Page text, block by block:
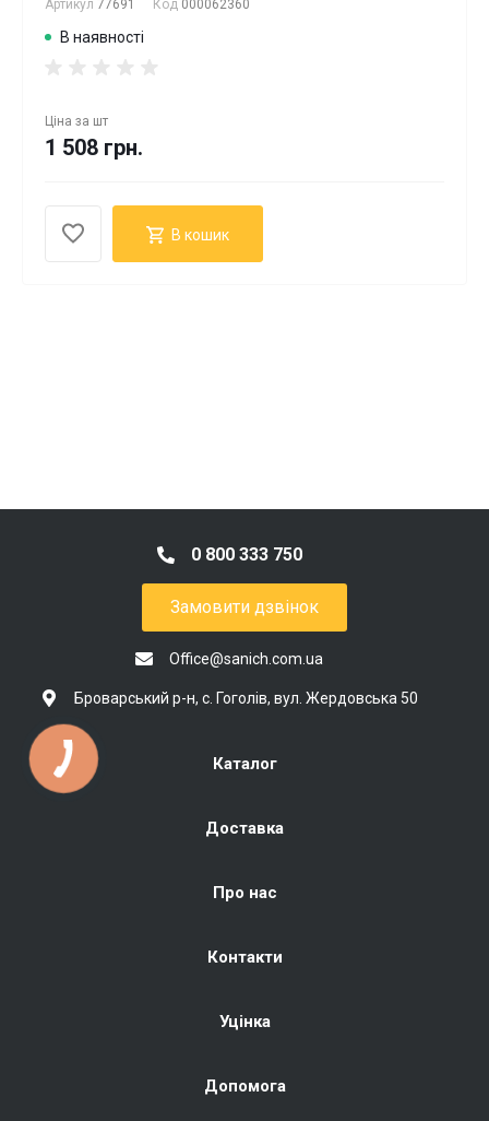
Артикул 77691 Код 000062360
В наявності
Ціна за шт
1 508 грн.
В кошик
0 800 333 750
Замовити дзвінок
Office@sanich.com.ua
Броварський р-н, с. Гоголів, вул. Жердовська 50
Каталог
Доставка
Про нас
Контакти
Уцінка
Допомога